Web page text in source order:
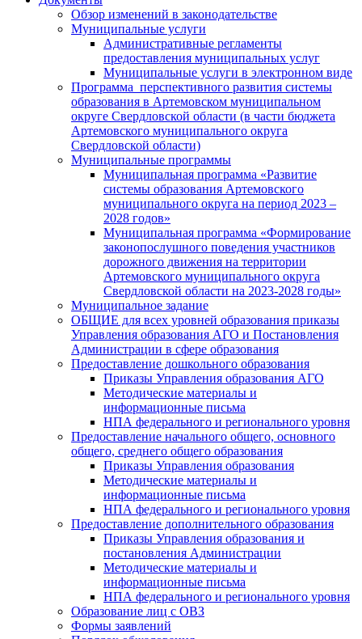
Обзор изменений в законодательстве
Муниципальные услуги
Административные регламенты
предоставления муниципальных услуг
Муниципальные услуги в электронном виде
Программа перспективного развития системы
образования в Артемовском муниципальном
округе Свердловской области (в части бюджета
Артемовского муниципального округа
Свердловской области)
Муниципальные программы
Муниципальная программа «Развитие
системы образования Артемовского
муниципального округа на период 2023 –
2028 годов»
Муниципальная программа «Формирование
законопослушного поведения участников
дорожного движения на территории
Артемовского муниципального округа
Свердловской области на 2023-2028 годы»
Муниципальное задание
ОБЩИЕ для всех уровней образования приказы
Управления образования АГО и Постановления
Администрации в сфере образования
Предоставление дошкольного образования
Приказы Управления образования АГО
Методические материалы и
информационные письма
НПА федерального и регионального уровня
Предоставление начального общего, основного
общего, среднего общего образования
Приказы Управления образования
Методические материалы и
информационные письма
НПА федерального и регионального уровня
Предоставление дополнительного образования
Приказы Управления образования и
постановления Администрации
Методические материалы и
информационные письма
НПА федерального и регионального уровня
Образование лиц с ОВЗ
Формы заявлений